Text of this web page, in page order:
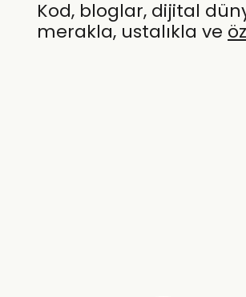
Kod, bloglar, dijital
merakla, ustalıkla ve